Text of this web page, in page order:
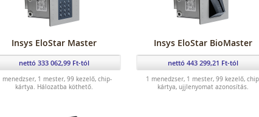
Insys EloStar Master Insys EloStar BioMaster
nettó 333 062,99 Ft-tól
menedzser, 1 mester, 99 kezelő, chip-
kártya. Hálozatba köthető.
nettó 443 299,21 Ft-tól
1 menedzser, 1 mester, 99 kezelő,
kártya, ujjlenyomat azonosítás.